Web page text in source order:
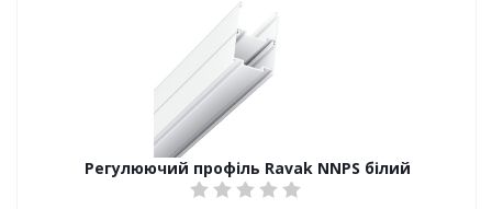
Регулюючий профіль Ravak NNPS білий